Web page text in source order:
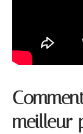
meilleur